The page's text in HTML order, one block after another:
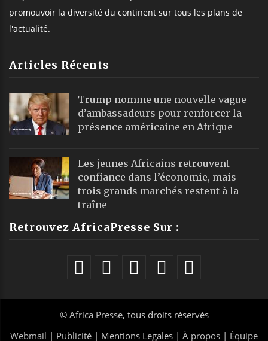
promouvoir la diversité du continent sur tous les plans de
l'actualité.
Articles Récents
Trump nomme une nouvelle vague
d’ambassadeurs pour renforcer la
présence américaine en Afrique
Les jeunes Africains retrouvent
confiance dans l’économie, mais
trois grands marchés restent à la
traîne
Retrouvez AfricaPresse Sur :
© Africa Presse, tous droits réservés
Webmail | Publicité | Mentions Legales | À propos | Équipe